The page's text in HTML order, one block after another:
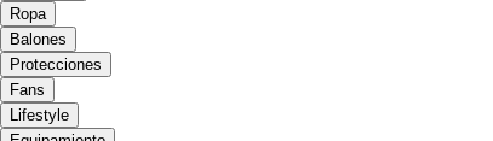
Ropa
Balones
Protecciones
Fans
Lifestyle